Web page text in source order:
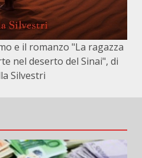
e il romanzo "La ragazza
nel deserto del Sinai", di
Silvestri